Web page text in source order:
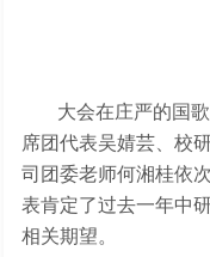
大会在庄严的国
席团代表吴婧芸、校
司团委老师何湘桂依
表肯定了过去一年中
相关期望。